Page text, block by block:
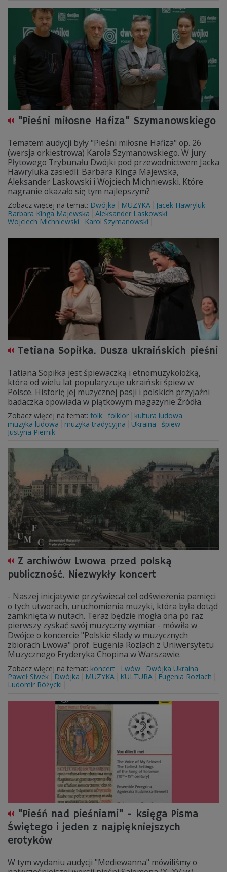
"Pieśni miłosne Hafiza" Szymanowskiego
Tematem audycji były "Pieśni miłosne Hafiza" op. 26
(wersja orkiestrowa) Karola Szymanowskiego. W jury
Płytowego Trybunału Dwójki pod przewodnictwem Jacka
Hawryluka zasiedli: Barbara Kinga Majewska,
Aleksander Laskowski i Wojciech Michniewski. Które
nagranie okazało się tym najlepszym?
Zobacz więcej na temat: Dwójka MUZYKA
Jacek Hawryluk
Barbara Kinga Majewska
Aleksander Laskowski
Wojciech Michniewski
Karol Szymanowski
Tetiana Sopiłka. Dusza ukraińskich pieśni
Tatiana Sopiłka jest śpiewaczką i etnomuzykolożką,
która od wielu lat popularyzuje ukraiński śpiew w
Polsce. Historię jej muzycznej pasji i polskich przyjaźni
badaczka opowiada w piątkowym magazynie Źródła.
Zobacz więcej na temat: folk folklor
kultura ludowa
muzyka ludowa
muzyka tradycyjna Ukraina
śpiew
Justyna Piernik
Z archiwów Lwowa przed polską
publiczność. Niezwykły koncert
- Naszej inicjatywie przyświecał cel odświeżenia pamięci
o tych utworach, uruchomienia muzyki, która była dotąd
zamknięta w nutach. Teraz będzie mogła ona po raz
pierwszy zyskać swój muzyczny wymiar - mówiła w
Dwójce o koncercie "Polskie ślady w muzycznych
zbiorach Lwowa" prof. Eugenia Rozlach z Uniwersytetu
Muzycznego Fryderyka Chopina w Warszawie.
Zobacz więcej na temat: koncert Lwów
Dwójka Ukraina
Paweł Siwek
Dwójka MUZYKA KULTURA
Eugenia Rozlach
Ludomir Różycki
"Pieśń nad pieśniami" - księga Pisma
Świętego i jeden z najpiękniejszych
erotyków
W tym wydaniu audycji "Mediewanna" mówiliśmy o